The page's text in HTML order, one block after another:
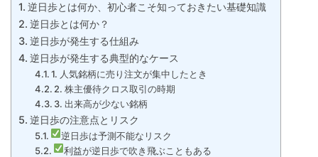
逆日歩とは何か、初心者こそ知っておきたい基礎知識
逆日歩とは何か？
逆日歩が発生する仕組み
逆日歩が発生する典型的なケース
1. 人気銘柄に売り注文が集中したとき
2. 株主優待クロス取引の時期
3. 出来高が少ない銘柄
逆日歩の注意点とリスク
逆日歩は予測不能なリスク
利益が逆日歩で吹き飛ぶこともある